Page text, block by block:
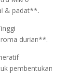
& padat**.
durian**.
pembentukan